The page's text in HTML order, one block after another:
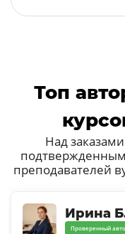
Топ
Над
подтвержденным
преподавателей
Ирина
Проверенный